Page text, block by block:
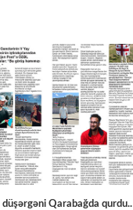
Qarabağda qurdu..